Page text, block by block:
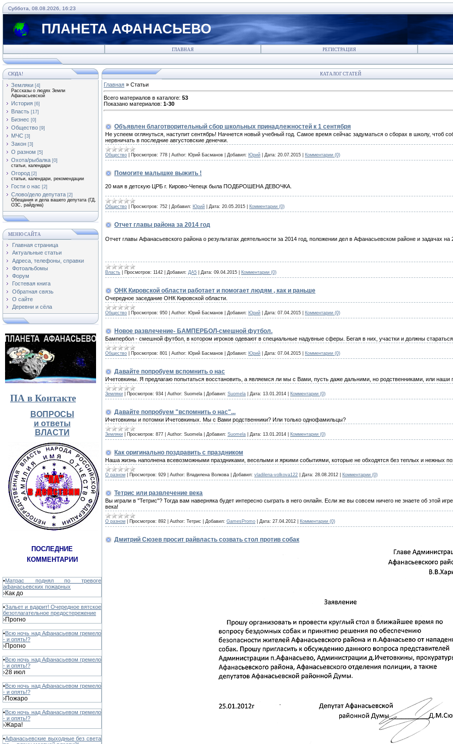
Суббота, 08.08.2026, 16:23
ПЛАНЕТА АФАНАСЬЕВО
ГЛАВНАЯ РЕГИСТРАЦИЯ
СЮДА!
Земляки [4]
Рассказы о людях Земли
Афанасьевской
История [6]
Власть [17]
Бизнес [0]
Общество [9]
МЧС [3]
Закон [3]
О разном [5]
Охота/рыбалка [0]
статьи, календари
Огород [2]
статьи, календари, рекомендации
Гости о нас [2]
Слово/дело депутата [2]
Обещания и дела вашего депутата (ГД,
ОЗС, райдума)
МЕНЮ САЙТА
Главная страница
Актуальные статьи
Адреса, телефоны, справки
Фотоальбомы
Форум
Гостевая книга
Обратная связь
О сайте
Деревни и сёла
ПА в Контакте
ВОПРОСЫ
и ответы
ВЛАСТИ
ПОСЛЕДНИЕ
КОММЕНТАРИИ
•Матрас поднял по тревоге
афанасьевских пожарных
›Как до
•Зальет и вдарит! Очередное вятское
безотлагательное предостережение
›Прогно
•Всю ночь над Афанасьевом гремело
- и опять!?
›Прогно
•Всю ночь над Афанасьевом гремело
- и опять!?
›28 июл
•Всю ночь над Афанасьевом гремело
- и опять!?
›Пожаро
•Всю ночь над Афанасьевом гремело
- и опять!?
›Жара!
•Афанасьевские выходные без света
КАТАЛОГ СТАТЕЙ
Главная » Статьи
Всего материалов в каталоге: 53
Показано материалов: 1-30
Объявлен благотворительный сбор школьных принадлежностей к 1 сентября
Не успеем оглянуться, наступит сентябрь! Начнется новый учебный год. Самое время сейчас задуматься о сборах в школу, чтоб
нервничать в последние августовские денечки.
Общество Просмотров: 778 Author: Юрий Басманов Добавил: Юрий Дата: 20.07.2015 Комментарии (0)
Помогите малышке выжить !
20 мая в детскую ЦРБ г. Кирово-Чепецк была ПОДБРОШЕНА ДЕВОЧКА.
Общество Просмотров: 752 Добавил: Юрий Дата: 20.05.2015 Комментарии (0)
Отчет главы района за 2014 год
Отчет главы Афанасьевского района о результатах деятельности за 2014 год, положении дел в Афанасьевском районе и задачах на
Власть Просмотров: 1142 Добавил: ДА5 Дата: 09.04.2015 Комментарии (0)
ОНК Кировской области работает и помогает людям , как и раньше
Очередное заседание ОНК Кировской области.
Общество Просмотров: 950 Author: Юрий Басманов Добавил: Юрий Дата: 07.04.2015 Комментарии (0)
Новое развлечение- БАМПЕРБОЛ-смешной футбол.
Бампербол - смешной футбол, в котором игроков одевают в специальные надувные сферы. Бегая в них, участки и должны стараться
Общество Просмотров: 801 Author: Юрий Басманов Добавил: Юрий Дата: 07.04.2015 Комментарии (0)
Давайте попробуем вспомнить о нас
Ичетовкины. Я предлагаю попытаться восстановить, а являемся ли мы с Вами, пусть даже дальними, но родственниками, или наши
Земляки Просмотров: 934 Author: Suomela Добавил: Suomela Дата: 13.01.2014 Комментарии (0)
Давайте попробуем "вспомнить о нас"...
Ичетовкины и потомки Ичетовкиных. Мы с Вами родственники? Или только однофамильцы?
Земляки Просмотров: 877 Author: Suomela Добавил: Suomela Дата: 13.01.2014 Комментарии (0)
Как оригинально поздравить с праздником
Наша жизнь наполнена всевозможными праздниками, веселыми и яркими событиями, которые не обходятся без теплых и нежных
О разном Просмотров: 929 Author: Владилена Волкова Добавил: vladilena-volkova122 Дата: 28.08.2012 Комментарии (0)
Тетрис или развлечение века
Вы играли в "Тетрис"? Тогда вам наверняка будет интересно сыграть в него онлайн. Если же вы совсем ничего не знаете об этой
века!
О разном Просмотров: 892 Author: Тетрис Добавил: GamesPromo Дата: 27.04.2012 Комментарии (0)
Дмитрий Сюзев просит райвласть созвать стол против собак